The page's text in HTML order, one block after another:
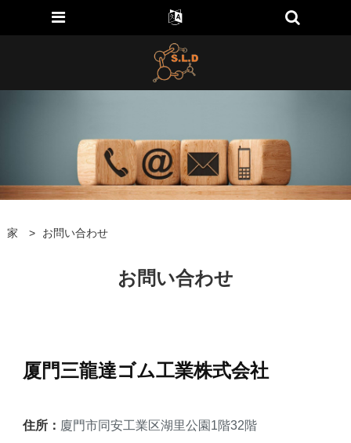
家 > お問い合わせ
お問い合わせ
厦門三龍達ゴム工業株式会社
住所： 廈門市同安工業区湖里公園1階32階